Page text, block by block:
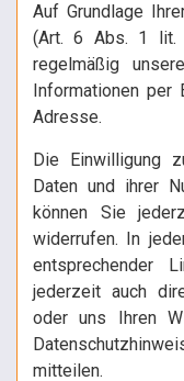
Auf Grundlage
(Art. 6 Abs. 1 lit.
regelmäßig
Informationen per
Adresse.
Die Einwilligung
Daten und ihrer
können Sie
widerrufen. In
entsprechender
jederzeit auch
oder uns Ihren
mitteilen.